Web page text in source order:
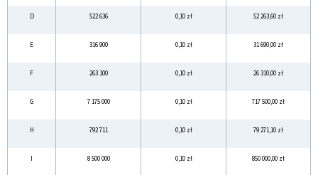
D
E
F
G
H
I
522 636 0,10 zł 52 263,60 zł
316 900 0,10 zł 31 690,00 zł
263 100 0,10 zł 26 310,00 zł
7 175 000 0,10 zł 717 500,00 zł
792 711 0,10 zł 79 271,10 zł
8 500 000 0,10 zł 850 000,00 zł